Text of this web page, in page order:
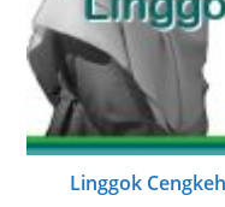
Linggok